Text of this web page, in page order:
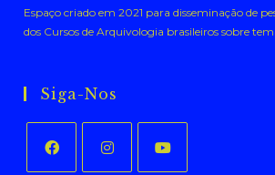
Espaço criado em 2021 para disseminação de
dos Cursos de Arquivologia brasileiros sobre
Siga-Nos